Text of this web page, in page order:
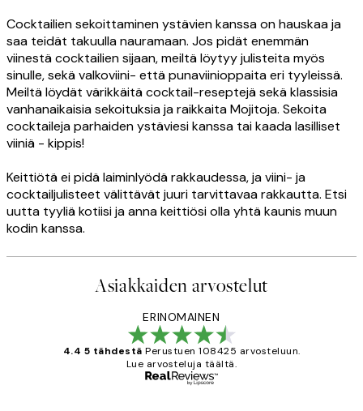
Cocktailien sekoittaminen ystävien kanssa on hauskaa ja
saa teidät takuulla nauramaan. Jos pidät enemmän
viinestä cocktailien sijaan, meiltä löytyy julisteita myös
sinulle, sekä valkoviini- että punaviinioppaita eri tyyleissä.
Meiltä löydät värikkäitä cocktail-reseptejä sekä klassisia
vanhanaikaisia sekoituksia ja raikkaita Mojitoja. Sekoita
cocktaileja parhaiden ystäviesi kanssa tai kaada lasilliset
viiniä - kippis!
Keittiötä ei pidä laiminlyödä rakkaudessa, ja viini- ja
cocktailjulisteet välittävät juuri tarvittavaa rakkautta. Etsi
uutta tyyliä kotiisi ja anna keittiösi olla yhtä kaunis muun
kodin kanssa.
Asiakkaiden arvostelut
ERINOMAINEN
4.4 5 tähdestä Perustuen 108425 arvosteluun.
Lue arvosteluja täältä.